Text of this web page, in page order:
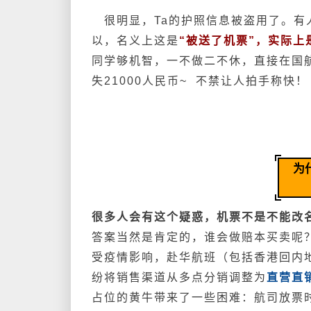
很明显，Ta的护照信息被盗用了。
以，名义上这是 “被送了机票”，实际上
同学够机智，一不做二不休，直接在
失21000人民币~ 不禁让人拍手称快！
为
很多人会有这个疑惑，机票不是不能改
答案当然是肯定的，谁会做赔本买卖呢
受疫情影响，赴华航班（包括香港回
纷将销售渠道从多点分销调整为 直营直
占位的黄牛带来了一些困难：航司放